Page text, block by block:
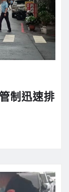
制迅速排